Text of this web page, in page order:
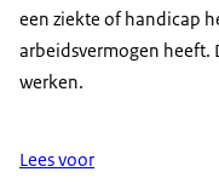
een ziekte of handicap
arbeidsvermogen heeft.
werken.
Lees voor